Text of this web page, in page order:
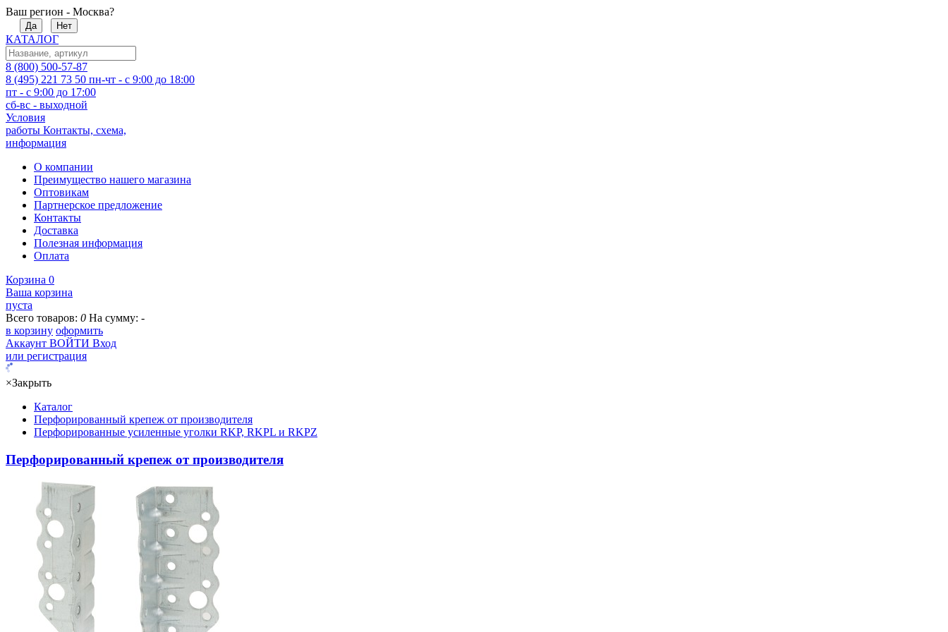
Ваш регион - Москва?
Да Нет
КАТАЛОГ
8 (800) 500-57-87
8 (495) 221 73 50 пн-чт - с 9:00 до 18:00
пт - с 9:00 до 17:00
сб-вс - выходной
Условия
работы Контакты, схема,
информация
О компании
Преимущество нашего магазина
Оптовикам
Партнерское предложение
Контакты
Доставка
Полезная информация
Оплата
Корзина 0
Ваша корзина
пуста
Всего товаров: 0 На сумму: -
в корзину оформить
Аккаунт ВОЙТИ Вход
или регистрация
×Закрыть
Каталог
Перфорированный крепеж от производителя
Перфорированные усиленные уголки RKP, RKPL и RKPZ
Перфорированный крепеж от производителя